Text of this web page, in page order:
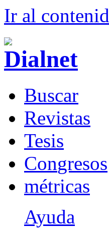
Ir al contenid
Buscar
Revistas
Tesis
Congresos
métricas
Ayuda